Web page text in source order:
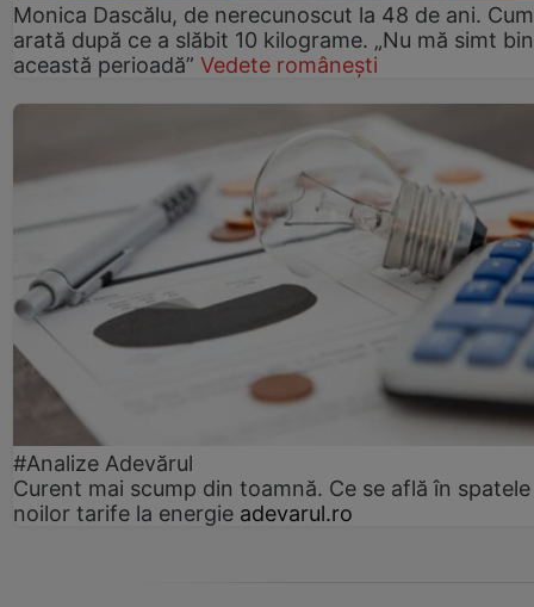
Monica Dascălu, de nerecunoscut la 48 de ani. Cum
arată după ce a slăbit 10 kilograme. „Nu mă simt
această perioadă” Vedete românești
#Analize Adevărul
Curent mai scump din toamnă. Ce se află în spatele
noilor tarife la energie adevarul.ro